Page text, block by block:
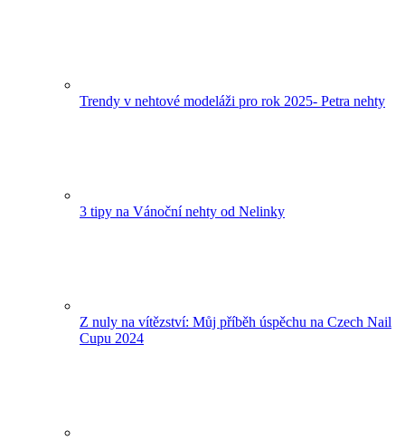
Trendy v nehtové modeláži pro rok 2025- Petra nehty
3 tipy na Vánoční nehty od Nelinky
Z nuly na vítězství: Můj příběh úspěchu na Czech Nail
Cupu 2024